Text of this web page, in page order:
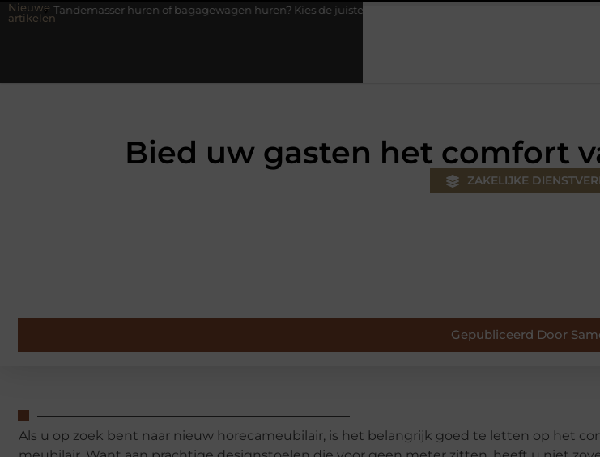
Nieuwe
artikelen
huren of bagagewagen huren? Kies de juiste aanhanger voor jouw klus
Bied uw gasten het comfort
ZAKELIJKE
Gepubliceerd Door
Als u op zoek bent naar nieuw horecameubilair, is het belangrijk goed te letten op het